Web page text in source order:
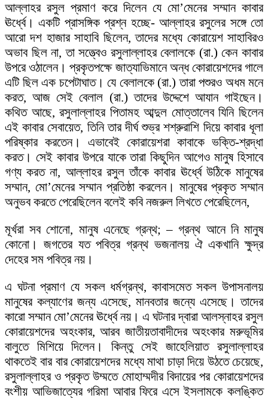
আল্লাহর রসুল প্রমাণ করে দিলেন যে মো’মেনের সম্মান কাবার
ঊর্ধ্বে। একটি প্রাসঙ্গিক প্রশ্ন হচ্ছে- আল্লাহর রসুলের সঙ্গে তো
আরো দশ হাজার সাহাবি ছিলেন, তাদের মধ্যে কোরায়েশ সাহাবিরও
অভাব ছিল না, তা সত্ত্বেও রসুলাল্লাহর বেলালকে (রা.) কেন কাবার
উপরে ওঠালেন। প্রকৃতপক্ষে জাত্যাভিমানে অন্ধ কোরায়েশদের গালে
এটি ছিল এক চপেটাঘাত। যে বেলালকে (রা.) তারা পশুরও অধম মনে
করত, আজ সেই বেলাল (রা.) তাদের উদ্দেশে আযান গাইছেন।
কথিত আছে, রসুলাল্লাহর পিতামহ আব্দুল মোত্তালেব যিনি ছিলেন
এই কাবার সেবায়েত, তিনি তার দীর্ঘ শুভ্র শশ্রুরাশি দিয়ে কাবার ধূলা
পরিষ্কার করতেন। এভাবেই কোরায়েশরা কাবাকে ভক্তি-শ্রদ্ধা
করত। সেই কাবার উপরে যাকে তারা কিছুদিন আগেও মানুষ হিসাবে
গণ্য করত না, আল্লাহর রসুল তাঁকে কাবার ঊর্ধ্বে উঠিকে মানুষের
সম্মান, মো’মেনের সম্মান প্রতিষ্ঠা করলেন। মানুষের প্রকৃত সম্মান
অনুভব করতে পেরেছিলেন বলেই কবি নজরুল লিখতে পেরেছিলেন,
মূর্খরা সব শোনো, মানুষ এনেছে গ্রন্থ; – গ্রন্থ আনে নি মানুষ
কোনো। জগতের যত পবিত্র গ্রন্থ ভজনালয় ঐ একখানি ক্ষুদ্র
দেহের সম পবিত্র নয়।
এ ঘটনা প্রমাণ যে সকল ধর্মগ্রন্থ, কাবাসমেত সকল উপাসনালয়
মানুষের কল্যাণের জন্য এসেছে, মানবতার জন্যে এসেছে। তাদের
কারো সম্মান মো’মেনের ঊর্ধ্বে নয়। এ ঘটনার দ্বারা আলস্নাহর রসুল
কোরায়েশদের অহংকার, আরব জাতীয়তাবাদীদের অহংকার মরুভূমির
বালুতে মিশিয়ে দিলেন। কিন্তু সেই জাহেলিয়াত রসুলাল্লাহর
থাকতেই বার বার কোরায়েশদের মধ্যে মাথা চাড়া দিয়ে উঠতে চেয়েছে,
রসুলাল্লাহর ও প্রকৃত উম্মতে মোহাম্মদীর বিদায়ের পর কোরায়েশদের
বংশীয় আভিজাত্যের গরিমা আবার ফিরে এসে ইসলামকে কলঙ্কিত